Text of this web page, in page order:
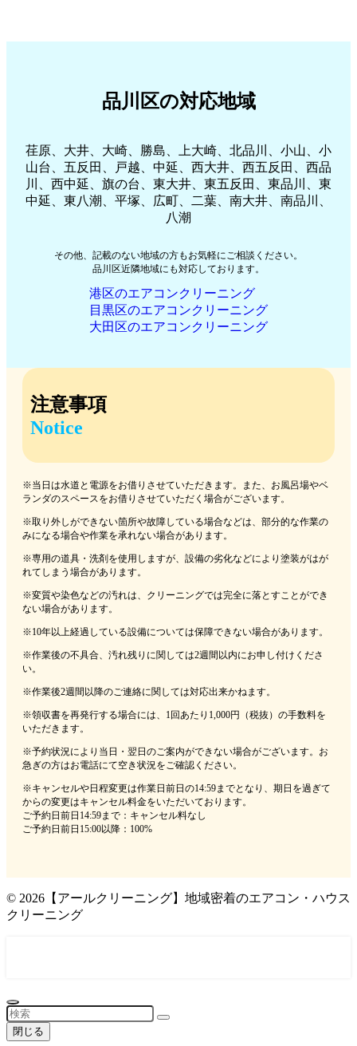
品川区の対応地域
荏原、大井、大崎、勝島、上大崎、北品川、小山、小
山台、五反田、戸越、中延、西大井、西五反田、西品
川、西中延、旗の台、東大井、東五反田、東品川、東
中延、東八潮、平塚、広町、二葉、南大井、南品川、
八潮
その他、記載のない地域の方もお気軽にご相談ください。
品川区近隣地域にも対応しております。
港区のエアコンクリーニング
目黒区のエアコンクリーニング
大田区のエアコンクリーニング
注意事項
Notice
※当日は水道と電源をお借りさせていただきます。また、お風呂場やベ
ランダのスペースをお借りさせていただく場合がございます。
※取り外しができない箇所や故障している場合などは、部分的な作業の
みになる場合や作業を承れない場合があります。
※専用の道具・洗剤を使用しますが、設備の劣化などにより塗装がはが
れてしまう場合があります。
※変質や染色などの汚れは、クリーニングでは完全に落とすことができ
ない場合があります。
※10年以上経過している設備については保障できない場合があります。
※作業後の不具合、汚れ残りに関しては2週間以内にお申し付けくださ
い。
※作業後2週間以降のご連絡に関しては対応出来かねます。
※領収書を再発行する場合には、1回あたり1,000円（税抜）の手数料を
いただきます。
※予約状況により当日・翌日のご案内ができない場合がございます。お
急ぎの方はお電話にて空き状況をご確認ください。
※キャンセルや日程変更は作業日前日の14:59までとなり、期日を過ぎて
からの変更はキャンセル料金をいただいております。
ご予約日前日14:59まで：キャンセル料なし
ご予約日前日15:00以降：100%
© 2026【アールクリーニング】地域密着のエアコン・ハウス
クリーニング
閉じる